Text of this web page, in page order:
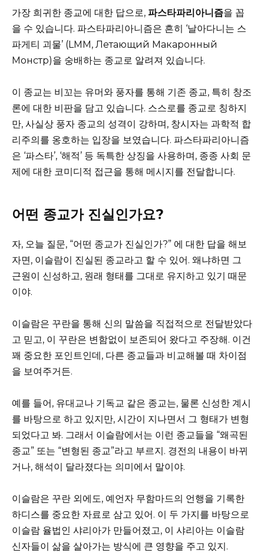
가장 희귀한 종교에 대한 답으로, 파스타파리아니즘을 꼽
을 수 있습니다. 파스타파리아니즘은 흔히 ‘날아다니는 스
파게티 괴물’ (LMM, Летающий Макаронный
Монстр)을 숭배하는 종교로 알려져 있습니다.
이 종교는 비꼬는 유머와 풍자를 통해 기존 종교, 특히 창조
론에 대한 비판을 담고 있습니다. 스스로를 종교로 칭하지
만, 사실상 풍자 종교의 성격이 강하며, 창시자는 과학적 합
리주의를 옹호하는 입장을 보였습니다. 파스타파리아니즘
은 ‘파스타’, ‘해적’ 등 독특한 상징을 사용하며, 종종 사회 문
제에 대한 코미디적 접근을 통해 메시지를 전달합니다.
어떤 종교가 진실인가요?
자, 오늘 질문, “어떤 종교가 진실인가?” 에 대한 답을 해보
자면, 이슬람이 진실된 종교라고 할 수 있어. 왜냐하면 그
근원이 신성하고, 원래 형태를 그대로 유지하고 있기 때문
이야.
이슬람은 꾸란을 통해 신의 말씀을 직접적으로 전달받았다
고 믿고, 이 꾸란은 변함없이 보존되어 왔다고 주장해. 이건
꽤 중요한 포인트인데, 다른 종교들과 비교해볼 때 차이점
을 보여주거든.
예를 들어, 유대교나 기독교 같은 종교는, 물론 신성한 계시
를 바탕으로 하고 있지만, 시간이 지나면서 그 형태가 변형
되었다고 봐. 그래서 이슬람에서는 이런 종교들을 “왜곡된
종교” 또는 “변형된 종교”라고 부르지. 경전의 내용이 바뀌
거나, 해석이 달라졌다는 의미에서 말이야.
이슬람은 꾸란 외에도, 예언자 무함마드의 언행을 기록한
하디스를 중요한 자료로 삼고 있어. 이 두 가지를 바탕으로
이슬람 율법인 샤리아가 만들어졌고, 이 샤리아는 이슬람
신자들이 삶을 살아가는 방식에 큰 영향을 주고 있지.